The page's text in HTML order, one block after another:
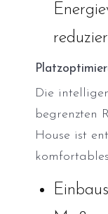
Die
begrenzten
House ist